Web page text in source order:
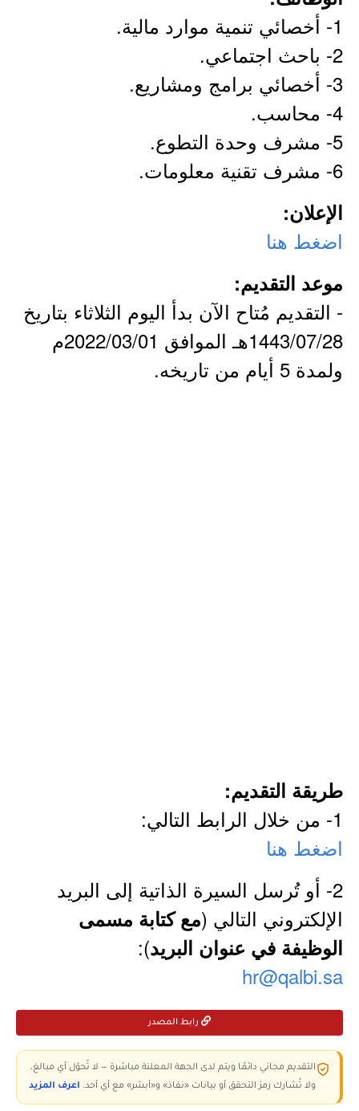
1- أخصائي تنمية موارد مالية.
2- باحث اجتماعي.
3- أخصائي برامج ومشاريع.
4- محاسب.
5- مشرف وحدة التطوع.
6- مشرف تقنية معلومات.
الإعلان:
اضغط هنا
موعد التقديم:
- التقديم مُتاح الآن بدأ اليوم الثلاثاء بتاريخ
1443/07/28هـ الموافق 2022/03/01م
ولمدة 5 أيام من تاريخه.
طريقة التقديم:
1- من خلال الرابط التالي:
اضغط هنا
2- أو تُرسل السيرة الذاتية إلى البريد
الإلكتروني التالي (مع كتابة مسمى
الوظيفة في عنوان البريد):
hr@qalbi.sa
رابط المصدر
التقديم مجاني دائمًا ويتم لدى الجهة المعلنة مباشرة — لا تُحوّل أي مبالغ،
ولا تُشارك رمز التحقق أو بيانات «نفاذ» و«أبشر» مع أي أحد. اعرف المزيد